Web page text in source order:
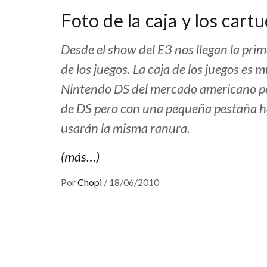
Foto de la caja y los
Desde el show del E3 nos llegan la
de los juegos. La caja de los juegos es
Nintendo DS del mercado americano
de DS pero con una pequeña pestaña
usarán la misma ranura.
(más…)
PorChopi / 18/06/2010